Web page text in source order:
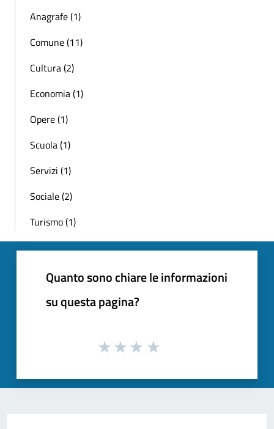
Anagrafe (1)
Comune (11)
Cultura (2)
Economia (1)
Opere (1)
Scuola (1)
Servizi (1)
Sociale (2)
Turismo (1)
Quanto sono chiare le informazioni
su questa pagina?